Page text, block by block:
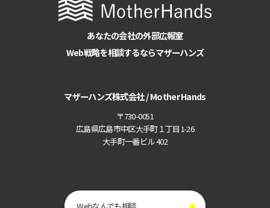
あなたの会社の外部広報室
Web戦略を相談するならマザーハンズ
マザーハンズ株式会社 / Mother Hands
〒730-0051
広島県広島市中区大手町１丁目1-26
大手町一番ビル 402